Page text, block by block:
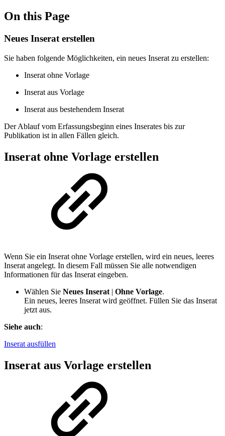
On this Page
Neues Inserat erstellen
Sie haben folgende Möglichkeiten, ein neues Inserat zu erstellen:
Inserat ohne Vorlage
Inserat aus Vorlage
Inserat aus bestehendem Inserat
Der Ablauf vom Erfassungsbeginn eines Inserates bis zur
Publikation ist in allen Fällen gleich.
Inserat ohne Vorlage erstellen
Wenn Sie ein Inserat ohne Vorlage erstellen, wird ein neues, leeres
Inserat angelegt. In diesem Fall müssen Sie alle notwendigen
Informationen für das Inserat eingeben.
Wählen Sie Neues Inserat | Ohne Vorlage.
Ein neues, leeres Inserat wird geöffnet. Füllen Sie das Inserat
jetzt aus.
Siehe auch:
Inserat ausfüllen
Inserat aus Vorlage erstellen